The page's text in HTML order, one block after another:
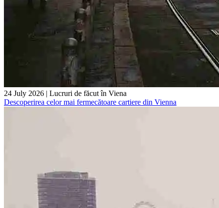
24 July 2026 | Lucruri de făcut în Viena
Descoperirea celor mai fermecătoare cartiere din Vienna